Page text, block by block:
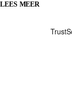
LEES MEER